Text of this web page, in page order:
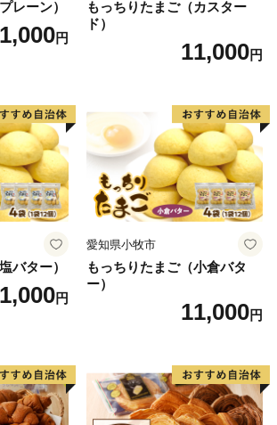
レーン）
円
もっちりたまご（カスター
ド）
11,000円
バター）
円
愛知県小牧市
もっちりたまご（小倉バタ
ー）
11,000円